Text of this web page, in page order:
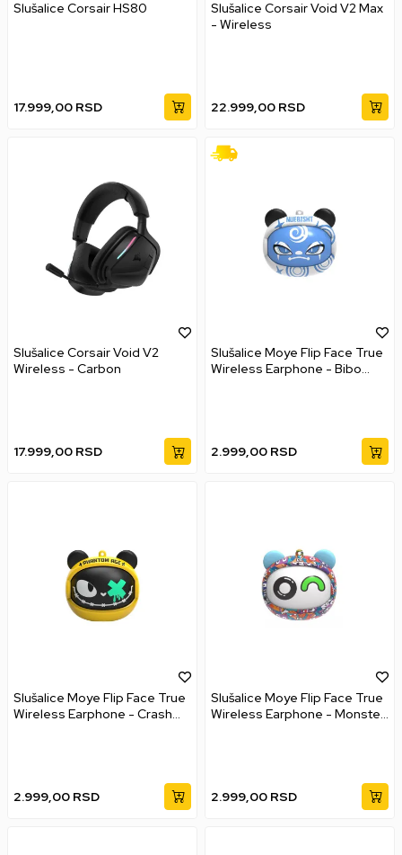
Slušalice Corsair HS80
17.999,00 RSD
Slušalice Corsair Void V2 Max
- Wireless
22.999,00 RSD
Slušalice Corsair Void V2
Wireless - Carbon
17.999,00 RSD
Slušalice Moye Flip Face True
Wireless Earphone - Bibo
2.999,00 RSD
Slušalice Moye Flip Face True
Wireless Earphone - Crash
2.999,00 RSD
Slušalice Moye Flip Face True
Wireless Earphone - Monster
2.999,00 RSD